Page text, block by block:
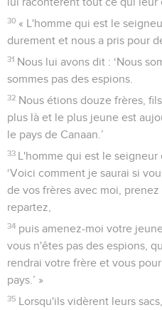
30 « L'homme qui est le
durement et nous a pris pour
31 Nous lui avons dit : ‘Nous
sommes pas des espions.
32 Nous étions douze frères,
plus là et le plus jeune est
le pays de Canaan.’
33 L'homme qui est le seigneur
‘Voici comment je saurai si
de vos frères avec moi,
repartez,
34 puis amenez-moi votre
vous n'êtes pas des espions,
rendrai votre frère et vous
pays.’ »
35 Lorsqu'ils vidèrent leurs